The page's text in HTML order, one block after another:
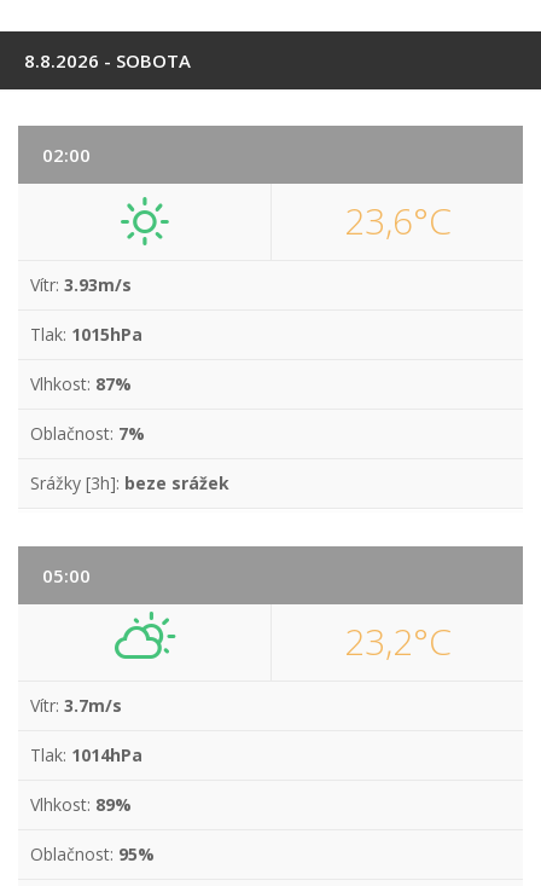
8.8.2026 - SOBOTA
02:00
23,6°C
Vítr: 3.93m/s
Tlak: 1015hPa
Vlhkost: 87%
Oblačnost: 7%
Srážky [3h]: beze srážek
05:00
23,2°C
Vítr: 3.7m/s
Tlak: 1014hPa
Vlhkost: 89%
Oblačnost: 95%